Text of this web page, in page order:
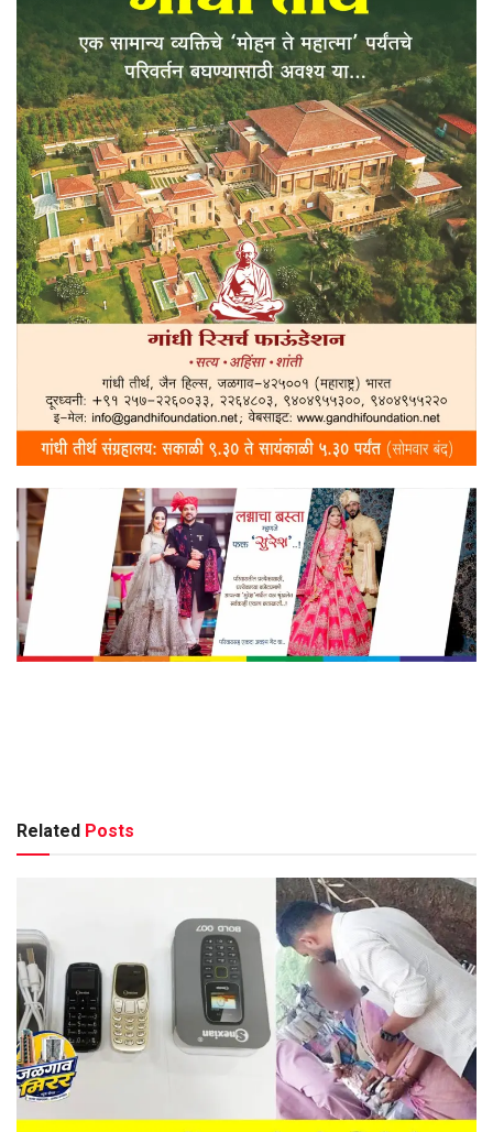
Related Posts